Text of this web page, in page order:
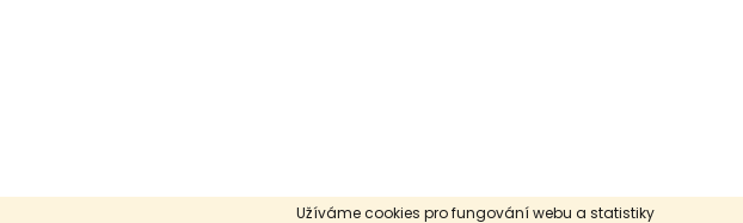
Užíváme cookies pro fungování webu a statistiky